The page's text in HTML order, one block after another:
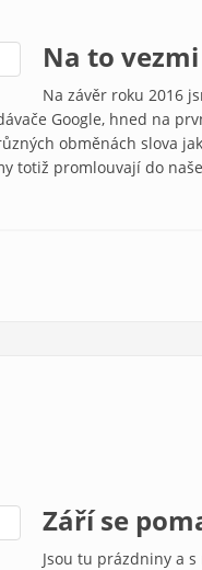
Na to vezmi
Na závěr roku 2016
Google, hned na
obměnách slova
totiž promlouvají do
Září se
Jsou tu prázdniny a